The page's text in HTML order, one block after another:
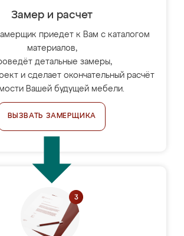
Замер и расчет
приедет к Вам с каталогом
материалов,
детальные замеры,
и сделает окончательный расчёт
Вашей будущей мебели.
ВЫЗВАТЬ ЗАМЕРЩИКА